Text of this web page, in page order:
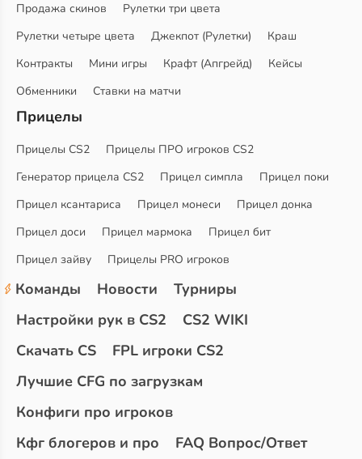
Продажа скинов
Рулетки три цвета
Рулетки четыре цвета
Джекпот (Рулетки)
Краш
Контракты
Мини игры Крафт (Апгрейд)
Кейсы
Обменники
Ставки на матчи
Прицелы
Прицелы CS2
Прицелы ПРО игроков CS2
Генератор прицела CS2
Прицел симпла
Прицел поки
Прицел ксантариса
Прицел монеси
Прицел донка
Прицел доси
Прицел мармока
Прицел бит
Прицел зайву
Прицелы PRO игроков
Команды Новости
Турниры
Настройки рук в CS2
CS2 WIKI
Скачать CS
FPL игроки CS2
Лучшие CFG по загрузкам
Конфиги про игроков
Кфг блогеров и про
FAQ Вопрос/Ответ